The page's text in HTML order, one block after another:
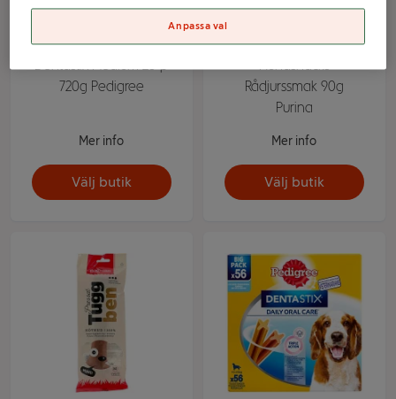
Dentastix Medium 28-p
720g Pedigree
Mer info
Välj butik
Hundsnacks
Rådjurssmak 90g
Purina
Mer info
Välj butik
Anpassa val